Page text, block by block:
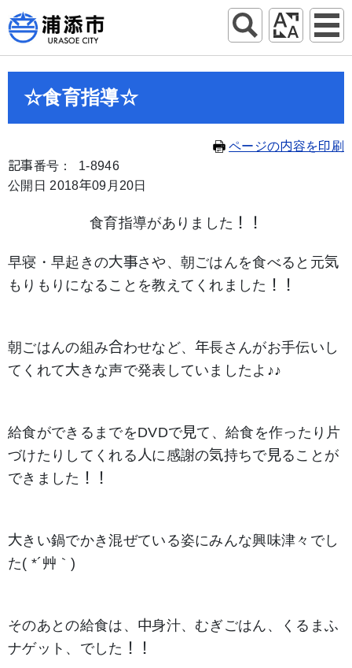
☆食育指導☆
ページの内容を印刷
記事番号： 1-8946
公開日 2018年09月20日
食育指導がありました！！
早寝・早起きの大事さや、朝ごはんを食べると元気
もりもりになることを教えてくれました！！
朝ごはんの組み合わせなど、年長さんがお手伝いし
てくれて大きな声で発表していましたよ♪♪
給食ができるまでをDVDで見て、給食を作ったり片
づけたりしてくれる人に感謝の気持ちで見ることが
できました！！
大きい鍋でかき混ぜている姿にみんな興味津々でし
た( *´艸｀)
そのあとの給食は、中身汁、むぎごはん、くるまふ
ナゲット、でした！！